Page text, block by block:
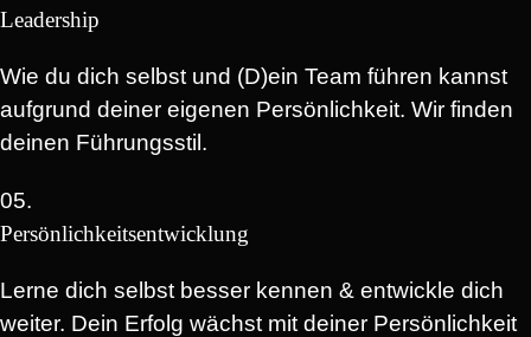
Leadership
Wie du dich selbst und (D)ein Team führen kannst
aufgrund deiner eigenen Persönlichkeit. Wir finden
deinen Führungsstil.
05.
Persönlichkeitsentwicklung
Lerne dich selbst besser kennen & entwickle dich
weiter. Dein Erfolg wächst mit deiner Persönlichkeit